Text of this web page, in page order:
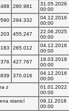
280.981
31.05.2026
00:00
294.332
04.12.2016
00:00
455.247
22.06.2025
00:00
265.012
04.12.2016
00:00
427.767
18.03.2018
00:00
370.016
04.12.2016
00:00
z
01.01.2022
00:00
stanicí
09.11.2018
00:00